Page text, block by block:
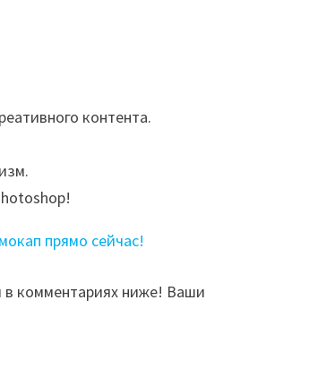
контента.
прямо сейчас!
в комментариях ниже! Ваши